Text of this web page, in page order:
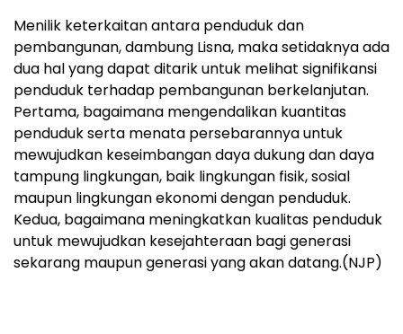
Menilik keterkaitan antara penduduk dan
pembangunan, dambung Lisna, maka setidaknya ada
dua hal yang dapat ditarik untuk melihat signifikansi
penduduk terhadap pembangunan berkelanjutan.
Pertama, bagaimana mengendalikan kuantitas
penduduk serta menata persebarannya untuk
mewujudkan keseimbangan daya dukung dan daya
tampung lingkungan, baik lingkungan fisik, sosial
maupun lingkungan ekonomi dengan penduduk.
Kedua, bagaimana meningkatkan kualitas penduduk
untuk mewujudkan kesejahteraan bagi generasi
sekarang maupun generasi yang akan datang.(NJP)